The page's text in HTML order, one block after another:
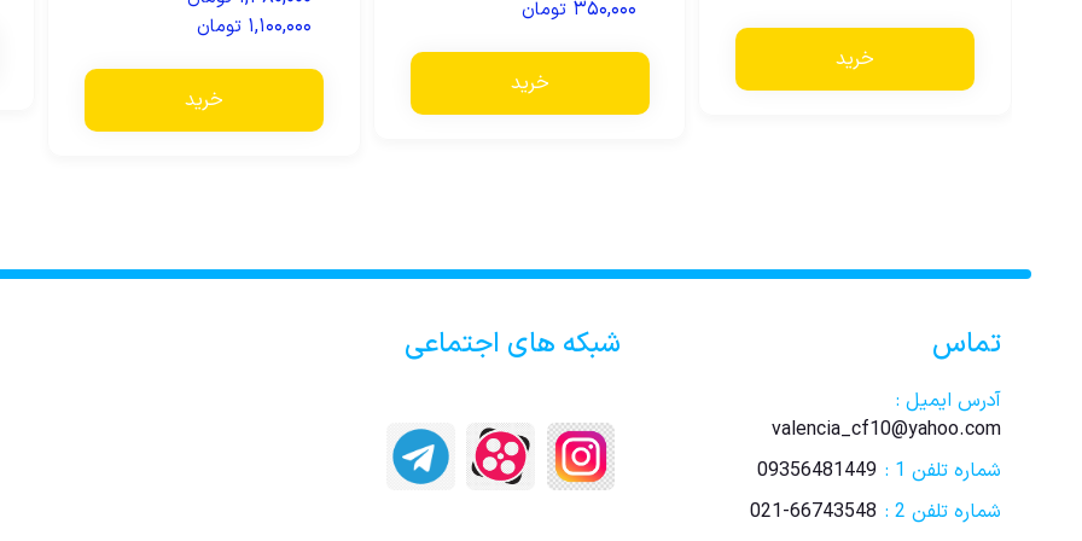
خرید
۳۵۰,۰۰۰ تومان
خرید
۱,۱۰۰,۰۰۰ تومان
خرید
تماس
آدرس ایمیل :
valencia_cf10@yahoo.com
شماره تلفن 1 :
09356481449
شماره تلفن 2 :
021-66743548
شبکه های اجتماعی